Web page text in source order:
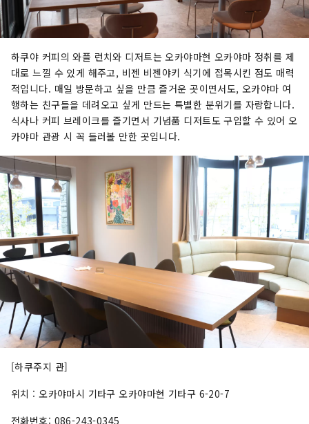
하쿠야 커피의 와플 런치와 디저트는 오카야마현 오카야마 정취를 제
대로 느낄 수 있게 해주고, 비젠 비젠야키 식기에 접목시킨 점도 매력
적입니다. 매일 방문하고 싶을 만큼 즐거운 곳이면서도, 오카야마 여
행하는 친구들을 데려오고 싶게 만드는 특별한 분위기를 자랑합니다.
식사나 커피 브레이크를 즐기면서 기념품 디저트도 구입할 수 있어 오
카야마 관광 시 꼭 들러볼 만한 곳입니다.
[하쿠주지 관]
위치 : 오카야마시 기타구 오카야마현 기타구 6-20-7
전화번호: 086-243-0345